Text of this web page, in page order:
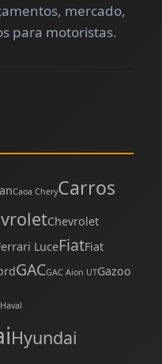
mercado,
para motoristas.
Caoa CheryCarros
Chevrolet
LuceFiatFiat
GACGAC Aion UTGazoo
Haval
Hyundai